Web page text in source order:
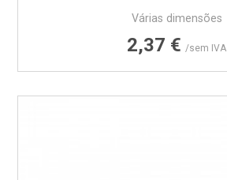
Várias dimensões
Preço
2,37 € /sem IVA